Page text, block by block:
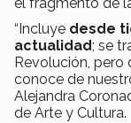
“Incluye desde
actualidad; se
Revolución, pero
conoce de
Alejandra
de Arte y Cultura.